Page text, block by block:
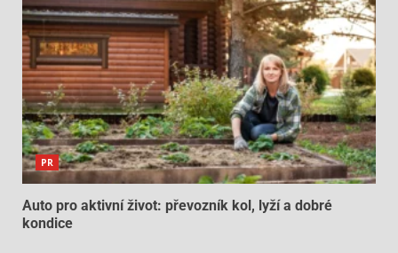
PR
Auto pro aktivní život: převozník kol, lyží a dobré
kondice